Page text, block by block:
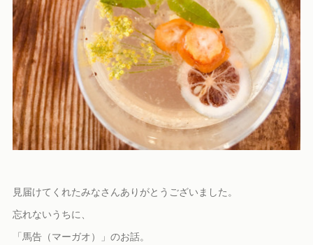
見届けてくれたみなさんありがとうございました。
忘れないうちに、
「馬告（マーガオ）」のお話。